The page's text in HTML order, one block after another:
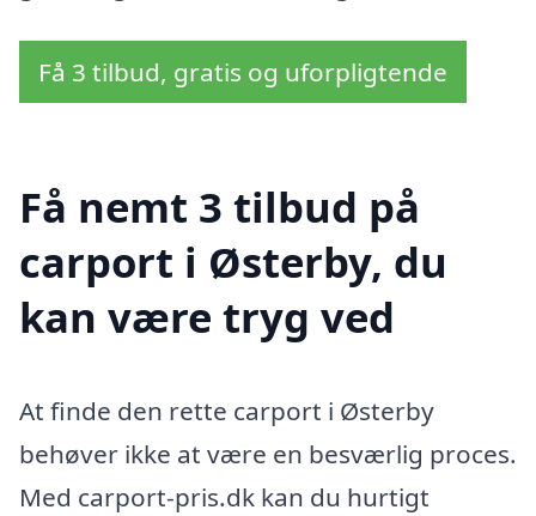
Få 3 tilbud, gratis og uforpligtende
Få nemt 3 tilbud på
carport i Østerby, du
kan være tryg ved
At finde den rette carport i Østerby
behøver ikke at være en besværlig proces.
Med carport-pris.dk kan du hurtigt